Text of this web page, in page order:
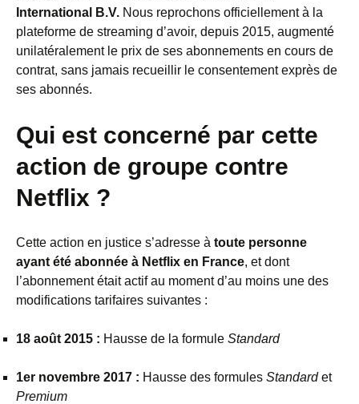
International B.V. Nous reprochons officiellement à la
plateforme de streaming d’avoir, depuis 2015, augmenté
unilatéralement le prix de ses abonnements en cours de
contrat, sans jamais recueillir le consentement exprès de
ses abonnés.
Qui est concerné par cette
action de groupe contre
Netflix ?
Cette action en justice s’adresse à toute personne
ayant été abonnée à Netflix en France, et dont
l’abonnement était actif au moment d’au moins une des
modifications tarifaires suivantes :
18 août 2015 : Hausse de la formule Standard
1er novembre 2017 : Hausse des formules Standardet
Premium